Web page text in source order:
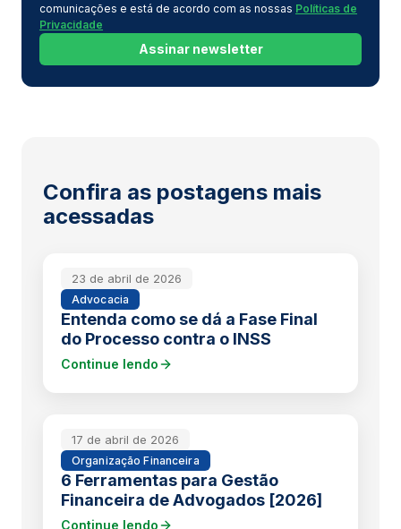
comunicações e está de acordo com as nossas Políticas de
Privacidade
Assinar newsletter
Confira as postagens mais
acessadas
23 de abril de 2026
Advocacia
Entenda como se dá a Fase Final
do Processo contra o INSS
Continue lendo
17 de abril de 2026
Organização Financeira
6 Ferramentas para Gestão
Financeira de Advogados [2026]
Continue lendo